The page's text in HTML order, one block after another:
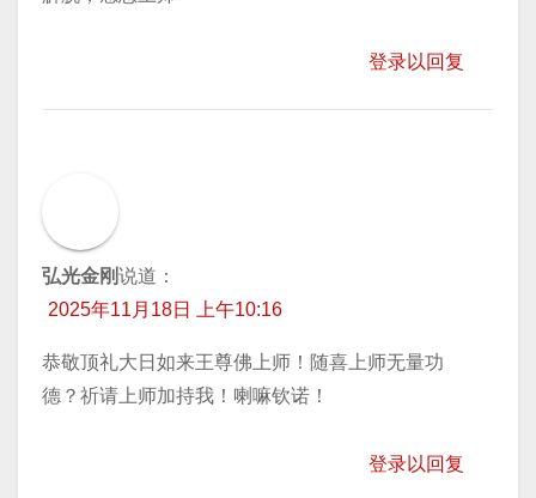
登录以回复
弘光金刚说道：
2025年11月18日 上午10:16
恭敬顶礼大日如来王尊佛上师！随喜上师无量功
德？祈请上师加持我！喇嘛钦诺！
登录以回复